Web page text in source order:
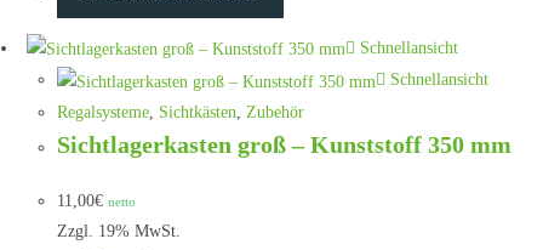
Schnellansicht
Schnellansicht
Regalsysteme Sichtkästen Zubehör
Sichtlagerkasten groß – Kunststoff 350 mm
11,00€ netto
Zzgl. 19% MwSt.